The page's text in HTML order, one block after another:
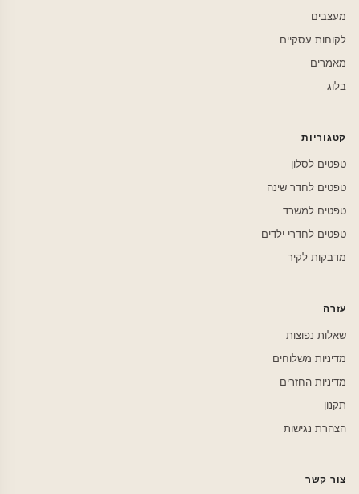
מעצבים
לקוחות עסקיים
מאמרים
בלוג
קטגוריות
טפטים לסלון
טפטים לחדר שינה
טפטים למשרד
טפטים לחדרי ילדים
מדבקות לקיר
עזרה
שאלות נפוצות
מדיניות משלוחים
מדיניות החזרים
תקנון
הצהרת נגישות
צור קשר